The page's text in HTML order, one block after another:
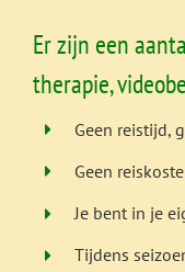
Er zijn een
therapie,
Geen reistijd,
Geen
Je bent in je
Tijdens